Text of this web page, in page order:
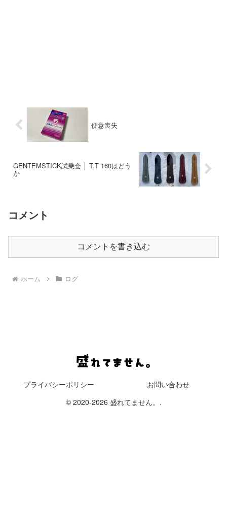
便意喪失
GENTEMSTICK試乗会 │ T.T 160はどう
か
コメント
コメントを書き込む
ホーム ログ
プライバシーポリシー
お問い合わせ
© 2020-2026 盛れてません。.